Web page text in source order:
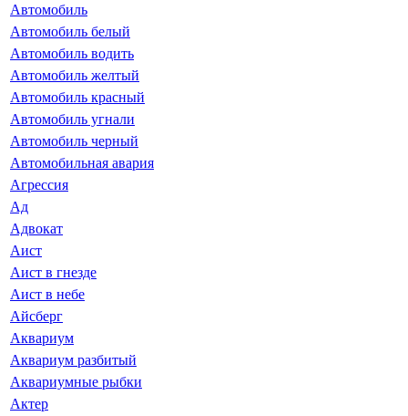
Автомобиль
Автомобиль белый
Автомобиль водить
Автомобиль желтый
Автомобиль красный
Автомобиль угнали
Автомобиль черный
Автомобильная авария
Агрессия
Ад
Адвокат
Аист
Аист в гнезде
Аист в небе
Айсберг
Аквариум
Аквариум разбитый
Аквариумные рыбки
Актер